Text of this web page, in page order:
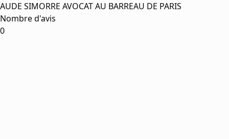
AUDE SIMORRE AVOCAT AU BARREAU DE PARIS
Nombre d'avis
0